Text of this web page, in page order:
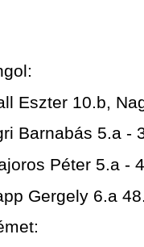
Eszter 10.b,
Barnabás 5.a -
Péter 5.a -
Gergely 6.a